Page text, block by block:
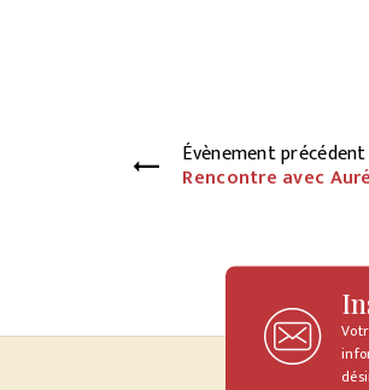
Évènement précédent
Rencontre avec